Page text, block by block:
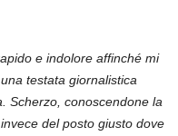
e indolore affinché mi
testata giornalistica
Scherzo, conoscendone la
del posto giusto dove